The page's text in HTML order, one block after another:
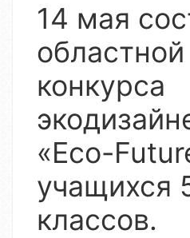
14 мая
областной
конкурса
«Eco-
учащихся
классов.